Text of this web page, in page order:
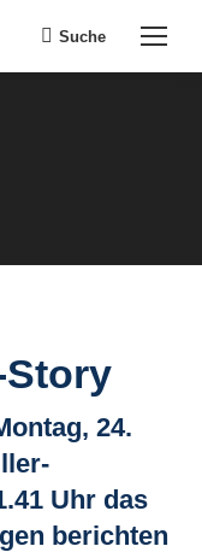
Search:
Suche
Story
24.
Uhr das
berichten